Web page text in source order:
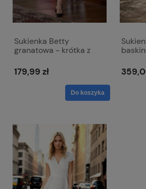
Sukienka Betty
granatowa - krótka z
odkrytymi ramionami
179,99 zł
Do koszyka